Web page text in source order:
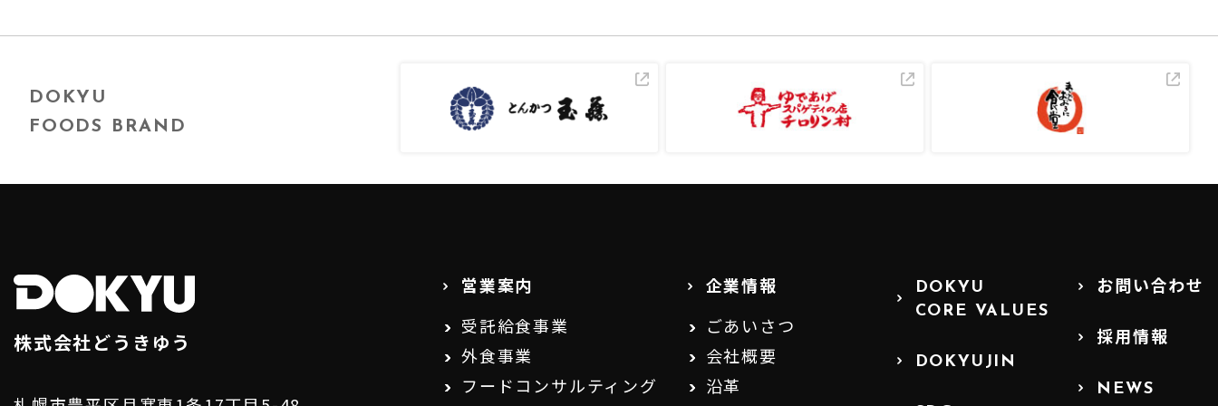
DOKYU
FOODS BRAND
株式会社どうきゆう
営業案内
受託給食事業
外食事業
フードコンサルティング
企業情報
ごあいさつ
会社概要
沿革
DOKYU
CORE VALUES
DOKYUJIN
お問い合わせ
採用情報
NEWS